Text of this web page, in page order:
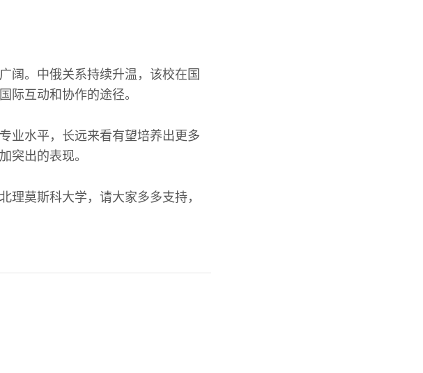
阔。中俄关系持续升温，该校在国
际互动和协作的途径。
业水平，长远来看有望培养出更多
突出的表现。
理莫斯科大学，请大家多多支持，